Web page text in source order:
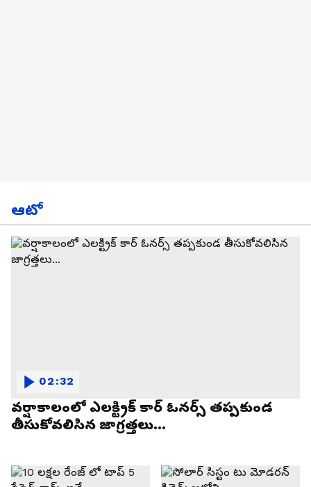
ఆటో
వర్షాకాలంలో ఎలక్ట్రిక్ కార్ ఓనర్స్ తప్పకుండ
తీసుకోవలిసిన జాగ్రత్తలు...
02:32